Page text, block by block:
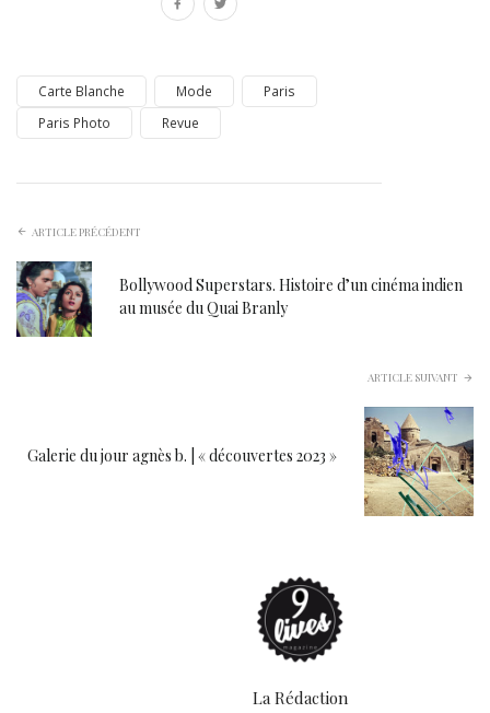
Carte Blanche Mode
Paris
Paris Photo
Revue
ARTICLE PRÉCÉDENT
Bollywood Superstars. Histoire d’un cinéma indien
au musée du Quai Branly
ARTICLE SUIVANT
Galerie du jour agnès b. | « découvertes 2023 »
La Rédaction